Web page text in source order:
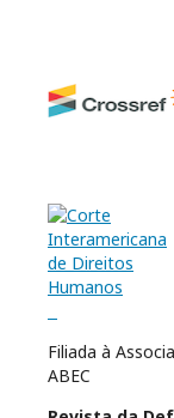
Filiada à
ABEC